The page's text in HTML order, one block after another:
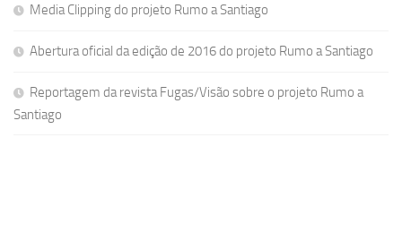
Media Clipping do projeto Rumo a Santiago
Abertura oficial da edição de 2016 do projeto Rumo a Santiago
Reportagem da revista Fugas/Visão sobre o projeto Rumo a
Santiago